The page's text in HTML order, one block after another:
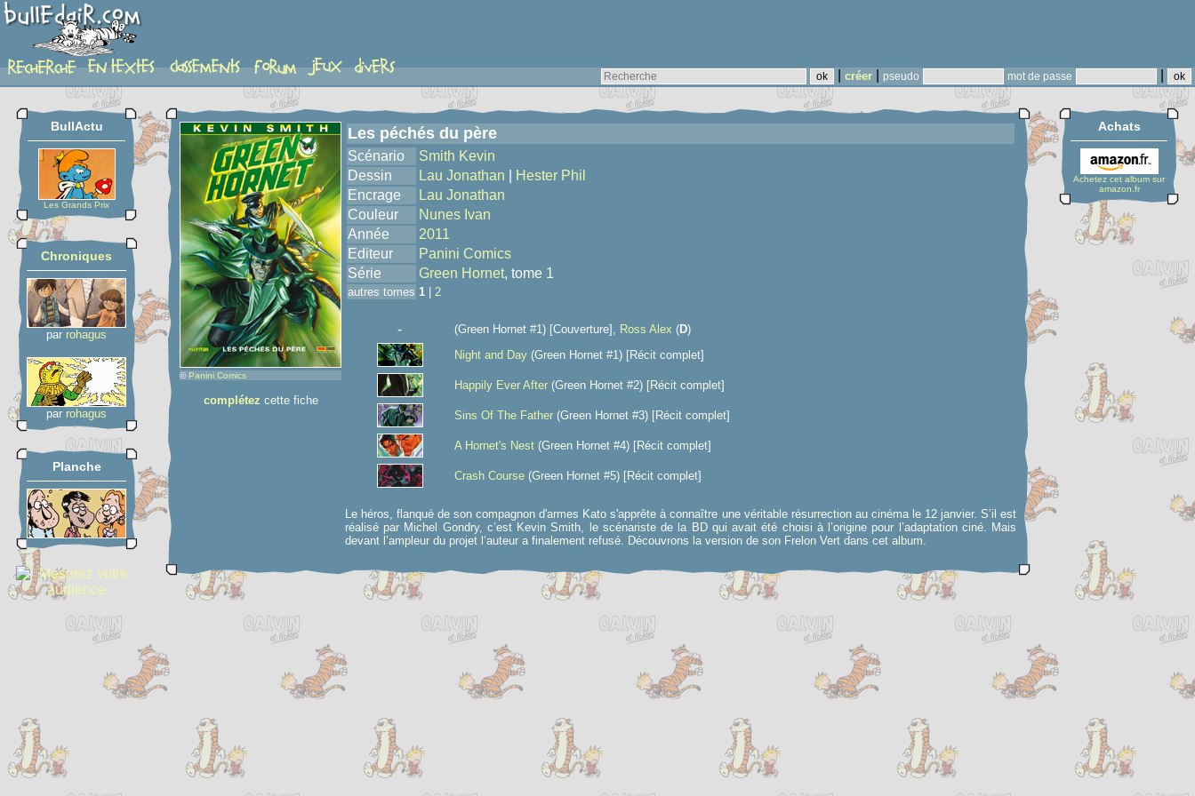
créer pseudo mot de passe
album
BullActu
Les Grands Prix
Chroniques
par rohagus
par rohagus
Planche
© Panini Comics
complétez cette fiche
Les péchés du père
Scénario
Smith Kevin
Dessin
Lau Jonathan
Hester Phil
Encrage
Lau Jonathan
Couleur
Nunes Ivan
Année
2011
Editeur
Panini Comics
Série
Green Hornet, tome 1
autres tomes 1 2
- (Green Hornet #1) [Couverture], Ross Alex (D)
Night and Day (Green Hornet #1) [Récit complet]
Happily Ever After (Green Hornet #2) [Récit complet]
Sins Of The Father (Green Hornet #3) [Récit complet]
A Hornet's Nest (Green Hornet #4) [Récit complet]
Crash Course (Green Hornet #5) [Récit complet]
Le héros, flanqué de son compagnon d'armes Kato s'apprête à connaître une véritable résurrection au cinéma le 12 janvier. S’il est
réalisé par Michel Gondry, c’est Kevin Smith, le scénariste de la BD qui avait été choisi à l’origine pour l’adaptation ciné. Mais
devant l’ampleur du projet l’auteur a finalement refusé. Découvrons la version de son Frelon Vert dans cet album.
Achats
Achetez cet album sur
amazon.fr